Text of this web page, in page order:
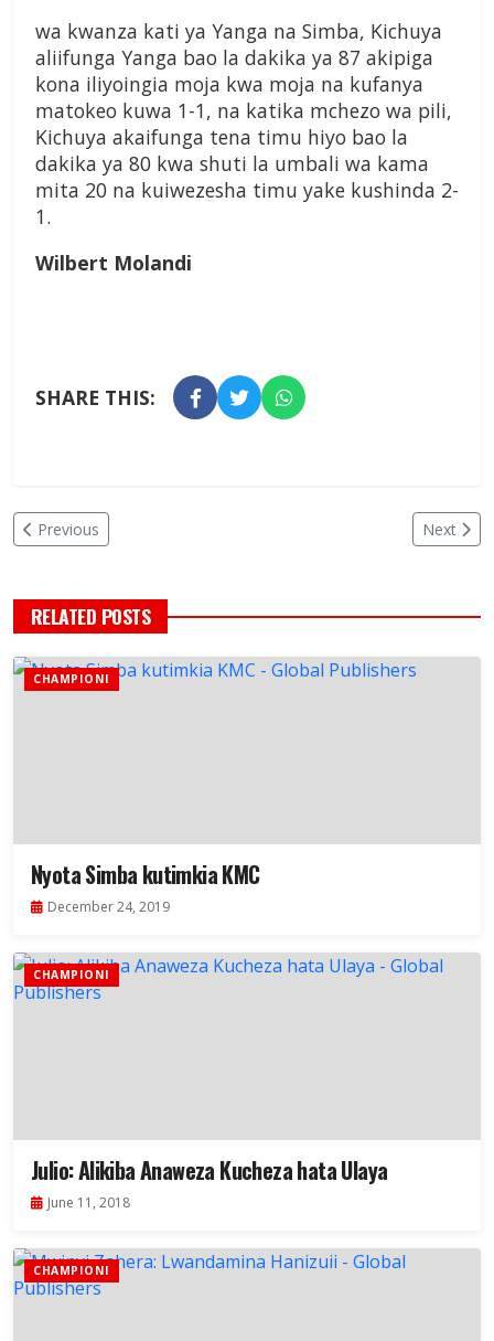
wa kwanza kati ya Yanga na Simba, Kichuya
aliifunga Yanga bao la dakika ya 87 akipiga
kona iliyoingia moja kwa moja na kufanya
matokeo kuwa 1-1, na katika mchezo wa pili,
Kichuya akaifunga tena timu hiyo bao la
dakika ya 80 kwa shuti la umbali wa kama
mita 20 na kuiwezesha timu yake kushinda 2-
1.
Wilbert Molandi
SHARE THIS:
Previous Next
RELATED POSTS
CHAMPIONI
Nyota Simba kutimkia KMC
December 24, 2019
CHAMPIONI
Julio: Alikiba Anaweza Kucheza hata Ulaya
June 11, 2018
CHAMPIONI